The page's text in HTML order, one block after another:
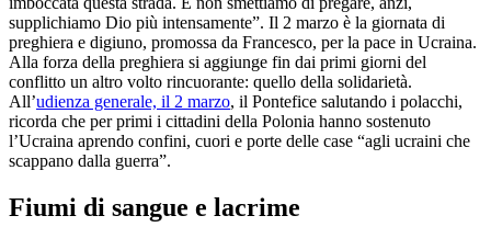
supplichiamo Dio più intensamente”. Il 2 marzo è la giornata di
preghiera e digiuno, promossa da Francesco, per la pace in Ucraina.
Alla forza della preghiera si aggiunge fin dai primi giorni del
conflitto un altro volto rincuorante: quello della solidarietà.
All’udienza generale, il 2 marzo, il Pontefice salutando i polacchi,
ricorda che per primi i cittadini della Polonia hanno sostenuto
l’Ucraina aprendo confini, cuori e porte delle case “agli ucraini che
scappano dalla guerra”.
Fiumi di sangue e lacrime